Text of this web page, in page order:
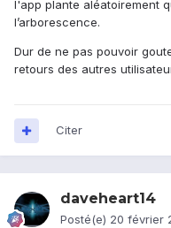
l'app plante aléatoirement
l’arborescence.
Dur de ne pas pouvoir
retours des autres
Citer
daveheart14
Posté(e) 20 février